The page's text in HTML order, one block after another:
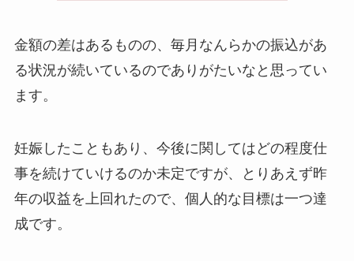
金額の差はあるものの、毎月なんらかの振込があ
る状況が続いているのでありがたいなと思ってい
ます。
妊娠したこともあり、今後に関してはどの程度仕
事を続けていけるのか未定ですが、とりあえず昨
年の収益を上回れたので、個人的な目標は一つ達
成です。